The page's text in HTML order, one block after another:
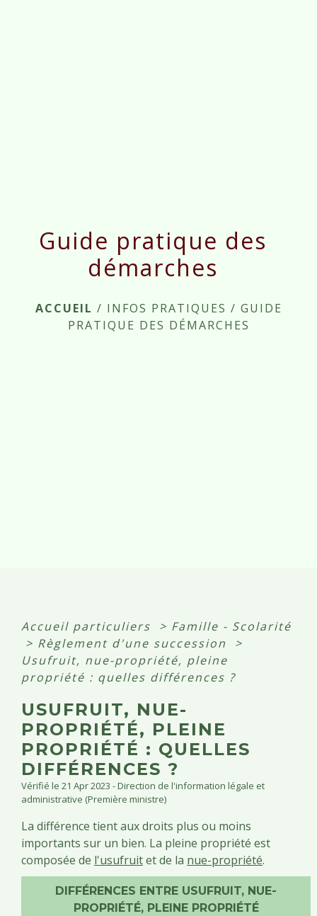
Guide pratique des
démarches
ACCUEIL / INFOS PRATIQUES / GUIDE
PRATIQUE DES DÉMARCHES
Accueil particuliers > Famille - Scolarité
> Règlement d'une succession
>
Usufruit, nue-propriété, pleine
propriété : quelles différences ?
USUFRUIT, NUE-
PROPRIÉTÉ, PLEINE
PROPRIÉTÉ : QUELLES
DIFFÉRENCES ?
Vérifié le 21 Apr 2023 - Direction de l'information légale et
administrative (Première ministre)
La différence tient aux droits plus ou moins
importants sur un bien. La pleine propriété est
composée de l'usufruitet de la nue-propriété.
DIFFÉRENCES ENTRE USUFRUIT, NUE-
PROPRIÉTÉ, PLEINE PROPRIÉTÉ